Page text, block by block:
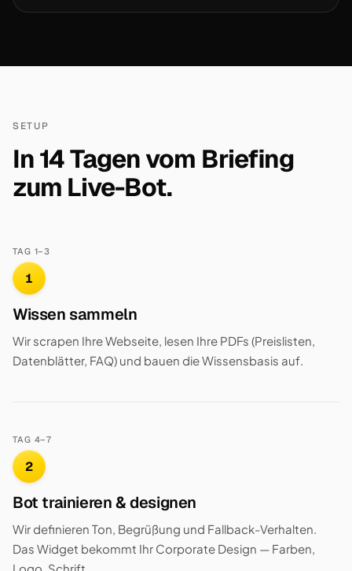
SETUP
In 14 Tagen vom Briefing
zum Live-Bot.
TAG 1–3
1
Wissen sammeln
Wir scrapen Ihre Webseite, lesen Ihre PDFs (Preislisten,
Datenblätter, FAQ) und bauen die Wissensbasis auf.
TAG 4–7
2
Bot trainieren & designen
Wir definieren Ton, Begrüßung und Fallback-Verhalten.
Das Widget bekommt Ihr Corporate Design — Farben,